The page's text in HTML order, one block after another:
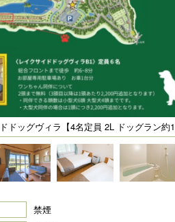
ッグヴィラ【4名定員 2L ドッグラン約
禁煙